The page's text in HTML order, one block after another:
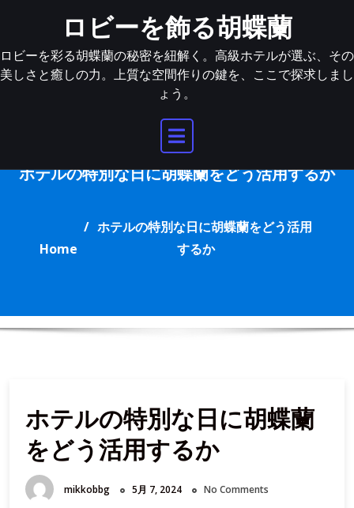
content
ロビーを飾る胡蝶蘭
ロビーを彩る胡蝶蘭の秘密を紐解く。高級ホテルが選ぶ、その
美しさと癒しの力。上質な空間作りの鍵を、ここで探求しまし
ょう。
ホテルの特別な日に胡蝶蘭をどう活用するか
Home
ホテルの特別な日に胡蝶蘭をどう活用
するか
ホテルの特別な日に胡蝶蘭
をどう活用するか
mikkobbg 5月 7, 2024 No Comments